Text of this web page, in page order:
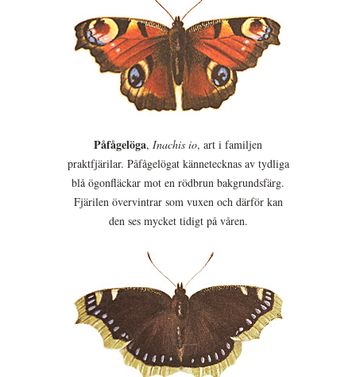
Påfågelöga, Inachis io, art i familjen
praktfjärilar. Påfågelögat kännetecknas av tydliga
blå ögonfläckar mot en rödbrun bakgrundsfärg.
Fjärilen övervintrar som vuxen och därför kan
den ses mycket tidigt på våren.